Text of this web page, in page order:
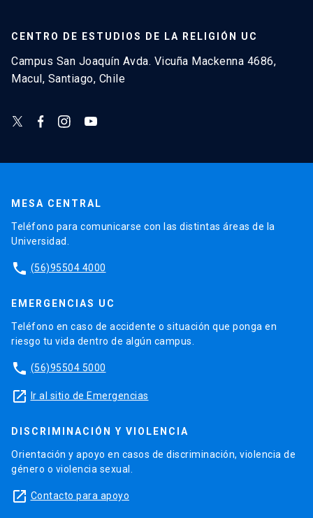
CENTRO DE ESTUDIOS DE LA RELIGIÓN UC
Campus San Joaquín Avda. Vicuña Mackenna 4686,
Macul, Santiago, Chile
MESA CENTRAL
Teléfono para comunicarse con las distintas áreas de la
Universidad.
phone (56)95504 4000
EMERGENCIAS UC
Teléfono en caso de accidente o situación que ponga en
riesgo tu vida dentro de algún campus.
phone (56)95504 5000
launch Ir al sitio de Emergencias
DISCRIMINACIÓN Y VIOLENCIA
Orientación y apoyo en casos de discriminación, violencia de
género o violencia sexual.
launch Contacto para apoyo